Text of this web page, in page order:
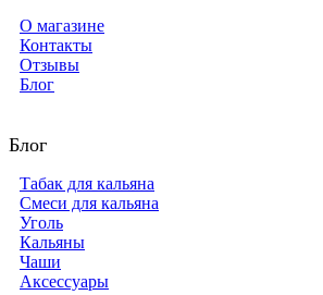
О магазине
Контакты
Отзывы
Блог
Блог
Табак для кальяна
Смеси для кальяна
Уголь
Кальяны
Чаши
Аксессуары